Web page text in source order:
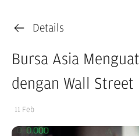
Details
Bursa Asia
dengan Wall Street
11 Feb